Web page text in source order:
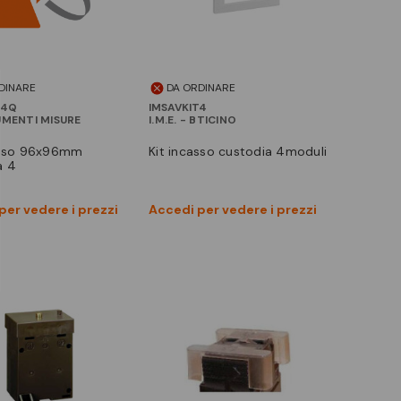
MISURE
4
vedere i prezzi
Vedi prodotto
Confronta
DA ORDINARE
IMSAVKIT4
I.M.E. - BTICINO
kit incasso custodia 4moduli
Accedi per vedere i prezzi
Confronta